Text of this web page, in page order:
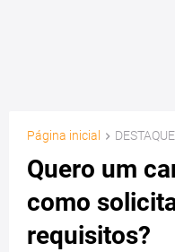
Página inicial DESTAQUE
Quero um
como
requisitos?